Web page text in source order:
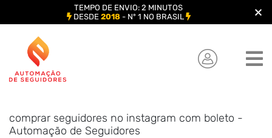
content
comprar seguidores no instagram com boleto -
Automação de Seguidores
TEMPO DE ENVIO: 2 MINUTOS
DESDE 2018- Nº 1 NO BRASIL